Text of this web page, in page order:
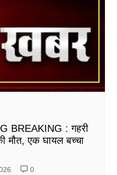
BREAKING : गहरी
मौत, एक घायल बच्चा
0